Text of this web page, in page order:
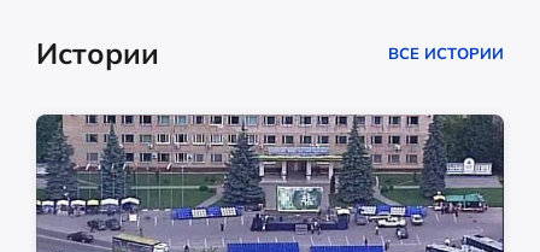
Истории ВСЕ ИСТОРИИ